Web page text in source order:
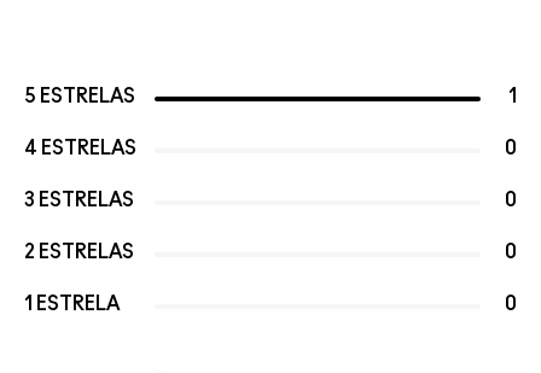
5 ESTRELAS 1
4 ESTRELAS 0
3 ESTRELAS 0
2 ESTRELAS 0
1 ESTRELA 0